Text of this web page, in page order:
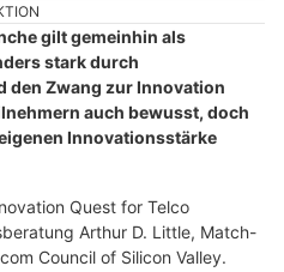
gilt gemeinhin als
stark durch
den Zwang zur Innovation
auch bewusst, doch
Innovationsstärke
Quest for Telco
Arthur D. Little, Match-
Council of Silicon Valley.